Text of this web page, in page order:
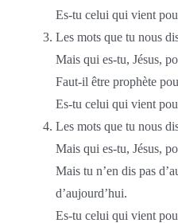
Es-tu celui qui vient
Les mots que tu nous
Mais qui es-tu, Jésus,
Faut-il être prophète
Es-tu celui qui vient
Les mots que tu nous
Mais qui es-tu, Jésus,
Mais tu n’en dis pas
d’aujourd’hui.
Es-tu celui qui vient